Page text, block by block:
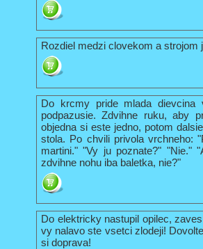
Rozdiel medzi clovekom a strojom
Do krcmy pride mlada dievcina
podpazusie. Zdvihne ruku, aby
objedna si este jedno, potom
stola. Po chvili privola vrchneho:
martini." "Vy ju poznate?" "Nie."
zdvihne nohu iba baletka, nie?"
Do elektricky nastupil opilec,
vy nalavo ste vsetci zlodeji!
si doprava!